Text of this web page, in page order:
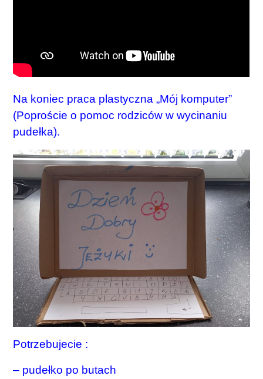
Na koniec praca plastyczna „Mój komputer”
(Poproście o pomoc rodziców w wycinaniu
pudełka).
Potrzebujecie :
– pudełko po butach